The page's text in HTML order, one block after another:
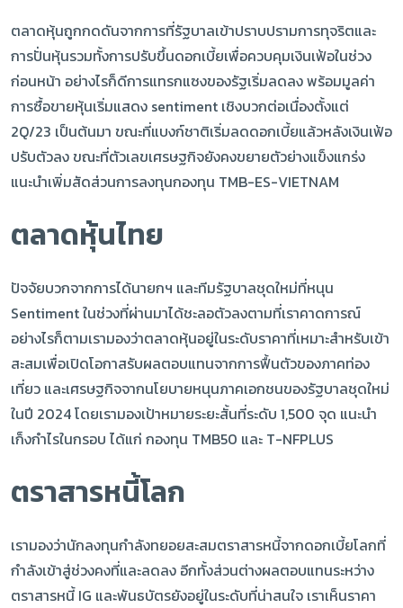
ตลาดหุ้นถูกกดดันจากการที่รัฐบาลเข้าปราบปรามการทุจริตและ
การปั่นหุ้นรวมทั้งการปรับขึ้นดอกเบี้ยเพื่อควบคุมเงินเฟ้อในช่วง
ก่อนหน้า อย่างไรก็ดีการแทรกแซงของรัฐเริ่มลดลง พร้อมมูลค่า
การซื้อขายหุ้นเริ่มแสดง sentiment เชิงบวกต่อเนื่องตั้งแต่
2Q/23 เป็นต้นมา ขณะที่แบงก์ชาติเริ่มลดดอกเบี้ยแล้วหลังเงินเฟ้อ
ปรับตัวลง ขณะที่ตัวเลขเศรษฐกิจยังคงขยายตัวย่างแข็งแกร่ง
แนะนำเพิ่มสัดส่วนการลงทุนกองทุน TMB-ES-VIETNAM
ตลาดหุ้นไทย
ปัจจัยบวกจากการได้นายกฯ และทีมรัฐบาลชุดใหม่ที่หนุน
Sentiment ในช่วงที่ผ่านมาได้ชะลอตัวลงตามที่เราคาดการณ์
อย่างไรก็ตามเรามองว่าตลาดหุ้นอยู่ในระดับราคาที่เหมาะสำหรับเข้า
สะสมเพื่อเปิดโอกาสรับผลตอบแทนจากการฟื้นตัวของภาคท่อง
เที่ยว และเศรษฐกิจจากนโยบายหนุนภาคเอกชนของรัฐบาลชุดใหม่
ในปี 2024 โดยเรามองเป้าหมายระยะสั้นที่ระดับ 1,500 จุด แนะนำ
เก็งกำไรในกรอบ ได้แก่ กองทุน TMB50 และ T-NFPLUS
ตราสารหนี้โลก
เรามองว่านักลงทุนกำลังทยอยสะสมตราสารหนี้จากดอกเบี้ยโลกที่
กำลังเข้าสู่ช่วงคงที่และลดลง อีกทั้งส่วนต่างผลตอบแทนระหว่าง
ตราสารหนี้ IG และพันธบัตรยังอยู่ในระดับที่น่าสนใจ เราเห็นราคา